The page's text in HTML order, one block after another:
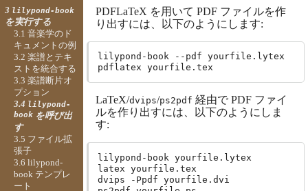
PDFLaTeX を用いて PDF ファイルを作
り出すには、以下のようにします:
lilypond-book --pdf yourfile.lytex
LaTeX/dvips/ps2pdf 経由で PDF ファイ
ルを作り出すには、以下のようにしま
す:
lilypond-book yourfile.lytex
latex yourfile.tex
dvips -Ppdf yourfile.dvi
3 lilypond-book
を実行する
3.1 音楽学のド
キュメントの例
3.2 楽譜とテキ
ストを統合する
3.3 楽譜断片オ
プション
3.4 lilypond-
bookを呼び出
す
3.5 ファイル拡
張子
3.6 lilypond-
book テンプレ
ート